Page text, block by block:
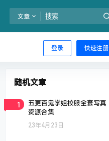
文章
登录 快速注册
随机文章
1
五更百鬼学姐校服全套写真
资源合集
23年4月23日